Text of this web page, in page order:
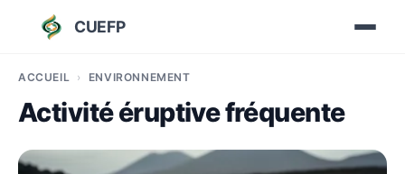
CUEFP
ACCUEIL ENVIRONNEMENT
Activité éruptive fréquente